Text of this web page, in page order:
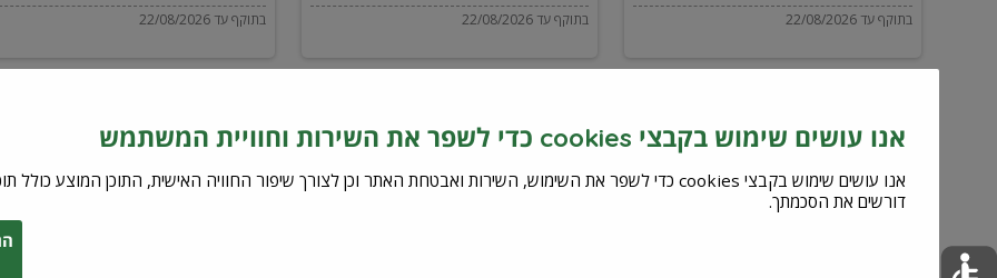
בתוקף עד 22/08/2026 בתוקף עד 22/08/2026 בתוקף עד 22/08/2026
אנו עושים שימוש בקבצי cookies כדי לשפר את השירות וחוויית המשתמש
דורשים את הסכמתך.